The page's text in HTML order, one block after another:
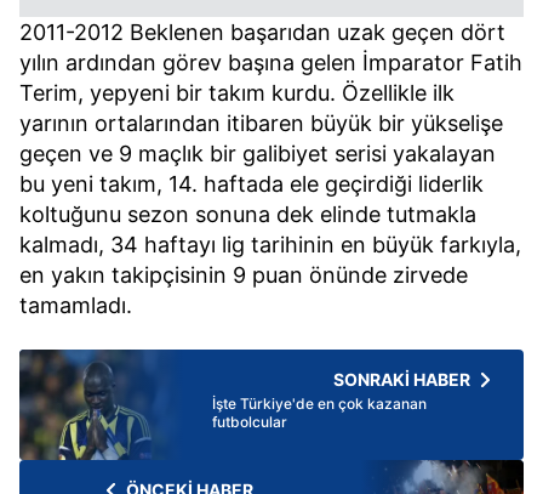
2011-2012 Beklenen başarıdan uzak geçen dört
yılın ardından görev başına gelen İmparator Fatih
Terim, yepyeni bir takım kurdu. Özellikle ilk
yarının ortalarından itibaren büyük bir yükselişe
geçen ve 9 maçlık bir galibiyet serisi yakalayan
bu yeni takım, 14. haftada ele geçirdiği liderlik
koltuğunu sezon sonuna dek elinde tutmakla
kalmadı, 34 haftayı lig tarihinin en büyük farkıyla,
en yakın takipçisinin 9 puan önünde zirvede
tamamladı.
SONRAKİ HABER
İşte Türkiye'de en çok kazanan
futbolcular
ÖNCEKİ HABER